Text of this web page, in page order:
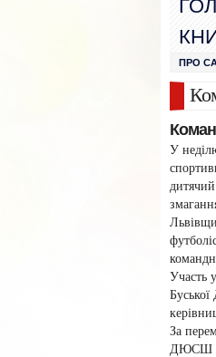
ПРО
У
Участь
За
ДЮСШ